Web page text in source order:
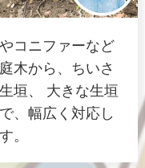
コニファーなど
木から、ちいさ
垣、 大きな生垣
、幅広く対応し
。